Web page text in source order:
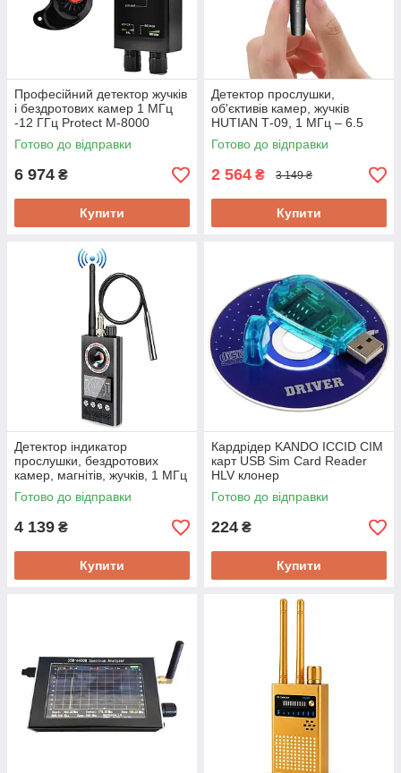
Професійний детектор жучків
і бездротових камер 1 МГц
-12 ГГц Protect M-8000
Готово до відправки
6 974 ₴
Купити
Детектор прослушки,
об'єктивів камер, жучків
HUTIAN Т-09, 1 МГц – 6.5
ГГц, WiFi, у вигляді ручки
Готово до відправки
2 564 ₴ 3 149 ₴
Купити
Детектор індикатор
прослушки, бездротових
камер, магнітів, жучків, 1 МГц
- 8 ГГц Protect K-68 Новинка
2020!
Готово до відправки
4 139 ₴
Купити
Кардрідер KANDO ICCID СІМ
карт USB Sim Card Reader
HLV клонер
GSM/CDMA/WCDMA,
оригінал!
Готово до відправки
224 ₴
Купити